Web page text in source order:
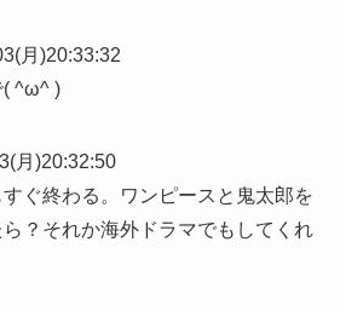
月)20:33:32
( ^ω^ )
月)20:32:50
ぐ終わる。ワンピースと鬼太郎を
？それか海外ドラマでもしてくれ